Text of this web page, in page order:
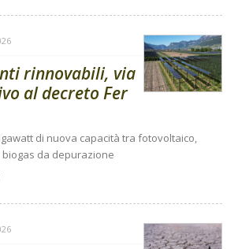
rinnovabili, via
al decreto Fer
di nuova capacità tra fotovoltaico,
da depurazione